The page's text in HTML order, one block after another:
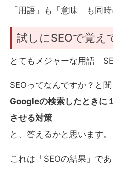
「用語」も「意味」も同
試しにSEOで覚え
とてもメジャーな用語「
SEOってなんですか？と
Googleの検索したときに
させる対策
と、答えるかと思います。
これは「SEOの結果」で